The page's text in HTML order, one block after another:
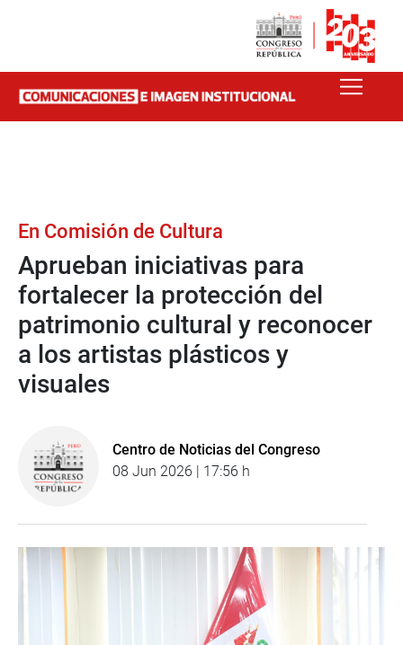
En Comisión de Cultura
Aprueban iniciativas para
fortalecer la protección del
patrimonio cultural y reconocer
a los artistas plásticos y
visuales
Centro de Noticias del Congreso
08 Jun 2026 | 17:56 h